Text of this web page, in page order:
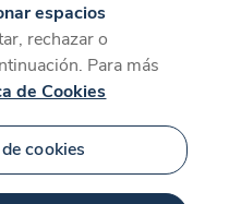
espacios
rechazar o
Para más
de Cookies
cookies